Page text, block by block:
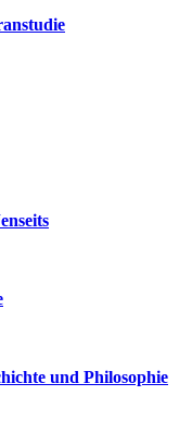
und Philosophie